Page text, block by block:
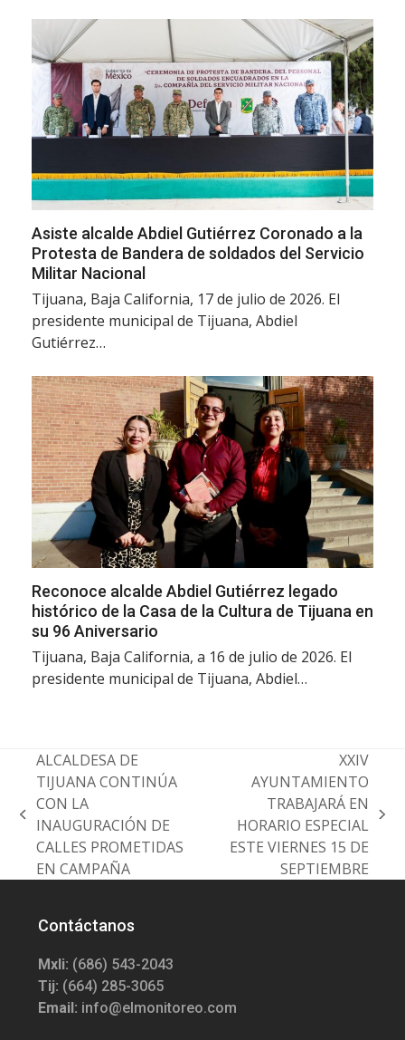
Asiste alcalde Abdiel Gutiérrez Coronado a la
Protesta de Bandera de soldados del Servicio
Militar Nacional
Tijuana, Baja California, 17 de julio de 2026. El
presidente municipal de Tijuana, Abdiel
Gutiérrez…
Reconoce alcalde Abdiel Gutiérrez legado
histórico de la Casa de la Cultura de Tijuana en
su 96 Aniversario
Tijuana, Baja California, a 16 de julio de 2026. El
presidente municipal de Tijuana, Abdiel…
previous
post:
ALCALDESA DE
TIJUANA CONTINÚA
CON LA
INAUGURACIÓN DE
CALLES PROMETIDAS
EN CAMPAÑA
next
post:
XXIV
AYUNTAMIENTO
TRABAJARÁ EN
HORARIO ESPECIAL
ESTE VIERNES 15 DE
SEPTIEMBRE
Contáctanos
Mxli: (686) 543-2043
Tij: (664) 285-3065
Email: info@elmonitoreo.com